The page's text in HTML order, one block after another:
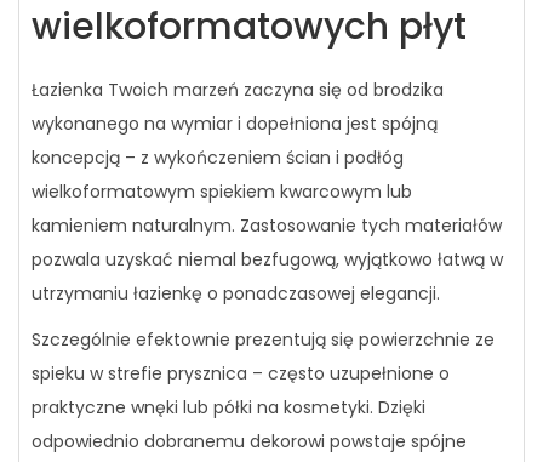
wielkoformatowych płyt
Łazienka Twoich marzeń zaczyna się od brodzika
wykonanego na wymiar i dopełniona jest spójną
koncepcją – z wykończeniem ścian i podłóg
wielkoformatowym spiekiem kwarcowym lub
kamieniem naturalnym. Zastosowanie tych materiałów
pozwala uzyskać niemal bezfugową, wyjątkowo łatwą w
utrzymaniu łazienkę o ponadczasowej elegancji.
Szczególnie efektownie prezentują się powierzchnie ze
spieku w strefie prysznica – często uzupełnione o
praktyczne wnęki lub półki na kosmetyki. Dzięki
odpowiednio dobranemu dekorowi powstaje spójne